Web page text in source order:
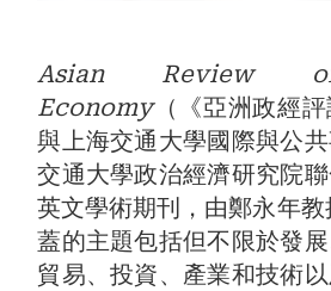
Asian Review
Economy（《亞洲政經
與上海交通大學國際與公
交通大學政治經濟研究院
英文學術期刊，由鄭永年
蓋的主題包括但不限於發展
貿易、投資、產業和技術